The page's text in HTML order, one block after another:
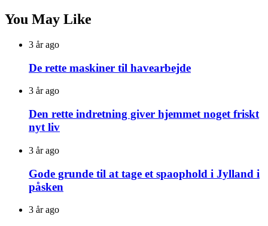
You May Like
3 år ago
De rette maskiner til havearbejde
3 år ago
Den rette indretning giver hjemmet noget friskt
nyt liv
3 år ago
Gode grunde til at tage et spaophold i Jylland i
påsken
3 år ago